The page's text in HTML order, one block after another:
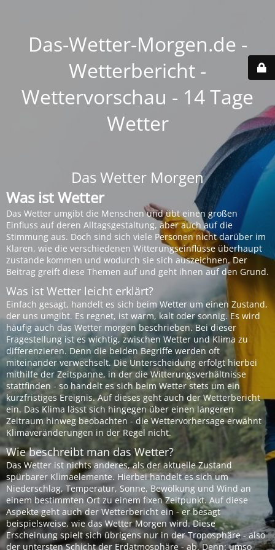
Das-Wetter-Morgen.de -
Wetterbericht -
Wettervorschau - 14 Tage
Wetter
Das Wetter Morgen
Was ist Wetter
Das Wetter umgibt die Menschen und übt einen großen
Einfluss auf deren Alltagsgestaltung, aber auch auf die
Stimmung aus. Doch sind sich viele Personen nicht darüber im
Klaren, wie die verschiedenen Witterungseinflüsse überhaupt
zustande kommen und wodurch sie sich auszeichnen. Der
Beitrag greift diese Themen auf und geht ihnen auf den Grund.
Was ist Wetter leicht erklärt?
Einfach gesagt, handelt es sich beim Wetter um einen Zustand,
der uns umgibt. Es regnet, ist warm, kalt oder sonnig. Es wird
häufig auch das Wetter morgen beschrieben. Bei dieser
Fragestellung ist es wichtig, zwischen Wetter und Klima zu
differenzieren. Denn die beiden Begriffe werden oft
miteinander verwechselt. Die Unterscheidung erfolgt hierbei
mithilfe der Zeitspanne, in der die Witterungsverhältnisse
stattfinden - so handelt es sich beim Wetter stets um ein
kurzfristiges Ereignis. Auf dieses geht auch der Wetterbericht
ein. Das Klima lässt sich hingegen über einen längeren
Zeitraum hinweg beobachten - die Wettervorhersage erwähnt
Klimaveränderungen in der Regel nicht.
Wie beschreibt man das Wetter?
Das Wetter ist nichts anderes, als der aktuelle Zustand
spürbarer Klimaelemente. Hierbei handelt es sich um
Niederschlag, Temperatur, Sonne, Bewölkung und Wind an
einem bestimmten Ort zu einem fixen Zeitpunkt. Auf diese
Aspekte geht auch der Wetterbericht ein - er besagt
beispielsweise, wie das Wetter Morgen wird. Diese
Erscheinung spielt sich übrigens nur in der Troposphäre - also
der untersten Schicht der Erdatmosphäre - ab. Denn: umso